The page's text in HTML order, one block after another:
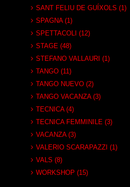
SANT FELIU DE GUÍXOLS (1)
SPAGNA (1)
SPETTACOLI (12)
STAGE (48)
STEFANO VALLAURI (1)
TANGO (11)
TANGO NUEVO (2)
TANGO VACANZA (3)
TECNICA (4)
TECNICA FEMMINILE (3)
VACANZA (3)
VALERIO SCARAPAZZI (1)
VALS (8)
WORKSHOP (15)